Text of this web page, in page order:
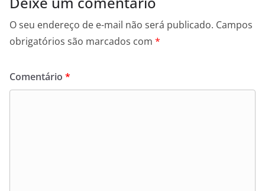
O seu endereço de e-mail não será publicado. Campos
obrigatórios são marcados com *
Comentário *